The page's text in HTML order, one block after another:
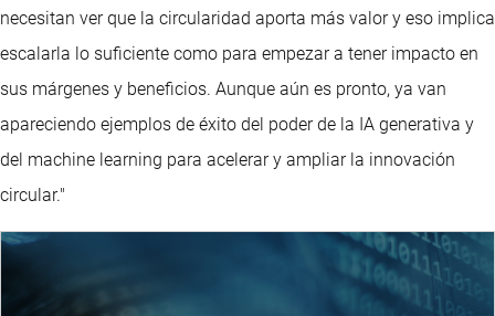
necesitan ver que la circularidad aporta más valor y eso implica
escalarla lo suficiente como para empezar a tener impacto en
sus márgenes y beneficios. Aunque aún es pronto, ya van
apareciendo ejemplos de éxito del poder de la IA generativa y
del machine learning para acelerar y ampliar la innovación
circular."